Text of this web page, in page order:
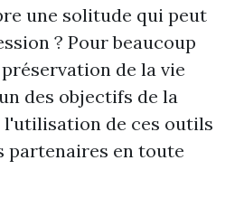
une solitude qui peut
? Pour beaucoup
de la vie
des objectifs de la
de ces outils
partenaires en toute